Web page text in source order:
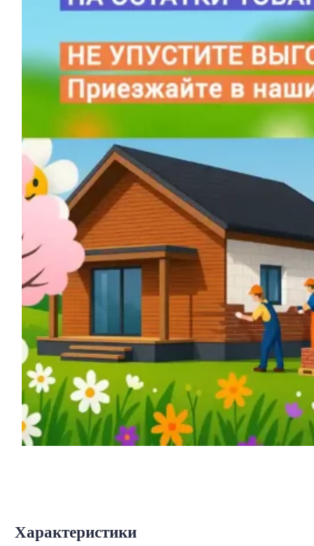
Характеристики